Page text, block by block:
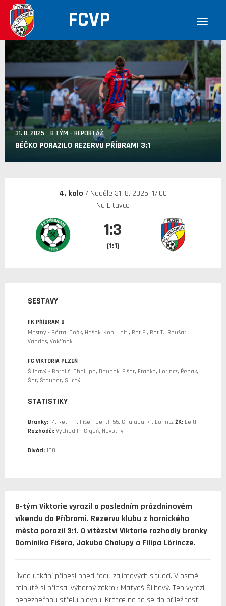
FCVP
31. 8. 2025 B TÝM – REPORTÁŽ
BÉČKO PORAZILO REZERVU PŘÍBRAMI 3:1
4. kolo / Neděle 31. 8. 2025, 17:00
Na Litavce
1:3
(1:1)
SESTAVY
FK PŘÍBRAM B
Mastný - Bárta, Coňk, Hašek, Kop, Leitl, Ret F., Ret T., Roušar,
Vandas, Vokřínek
FC VIKTORIA PLZEŇ
Šilhavý - Borolič, Chalupa, Doubek, Fišer, Franke, Lörincz, Řehák,
Šot, Štauber, Suchý
STATISTIKY
Branky: 14. Ret – 11. Fišer (pen.), 55. Chalupa, 71. Lörincz ŽK: Leitl
Rozhodčí: Vychodil – Cigáň, Novotný
Diváci: 100
B-tým Viktorie vyrazil o posledním prázdninovém
víkendu do Příbrami. Rezervu klubu z hornického
města porazil 3:1. O vítězství Viktorie rozhodly branky
Dominika Fišera, Jakuba Chalupy a Filipa Lörincze.
Úvod utkání přinesl hned řadu zajímavých situací. V osmé
minutě si připsal výborný zákrok Matyáš Šilhavý. Ten vyrazil
nebezpečnou střelu hlavou. Krátce na to se do příležitosti